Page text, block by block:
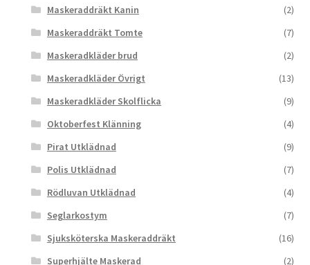
Maskeraddräkt Kanin
(2)
Maskeraddräkt Tomte
(7)
Maskeradkläder brud
(2)
Maskeradkläder Övrigt
(13)
Maskeradkläder Skolflicka
(9)
Oktoberfest Klänning
(4)
Pirat Utklädnad
(9)
Polis Utklädnad
(7)
Rödluvan Utklädnad
(4)
Seglarkostym
(7)
Sjuksköterska Maskeraddräkt
(16)
Superhjälte Maskerad
(2)